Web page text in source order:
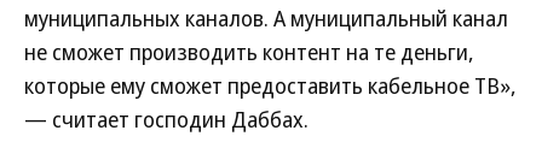
муниципальных каналов. А муниципальный канал
не сможет производить контент на те деньги,
которые ему сможет предоставить кабельное ТВ»,
— считает господин Даббах.